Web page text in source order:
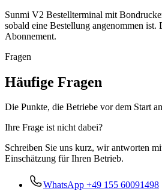
Sunmi V2 Bestellterminal mit
sobald eine Bestellung angenommen ist.
Abonnement.
Fragen
Häufige Fragen
Die Punkte, die Betriebe vor dem Start
Ihre Frage ist nicht dabei?
Schreiben Sie uns kurz, wir antworten
Einschätzung für Ihren Betrieb.
WhatsApp +49 155 60091498